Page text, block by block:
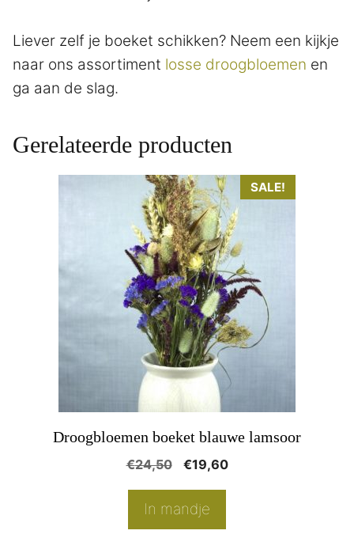
Liever zelf je boeket schikken? Neem een kijkje
naar ons assortiment losse droogbloemen en
ga aan de slag.
Gerelateerde producten
SALE!
Droogbloemen boeket blauwe lamsoor
€24,50
Oorspronkelijke
was:
€24,50.
€19,60Huidige
In mandje